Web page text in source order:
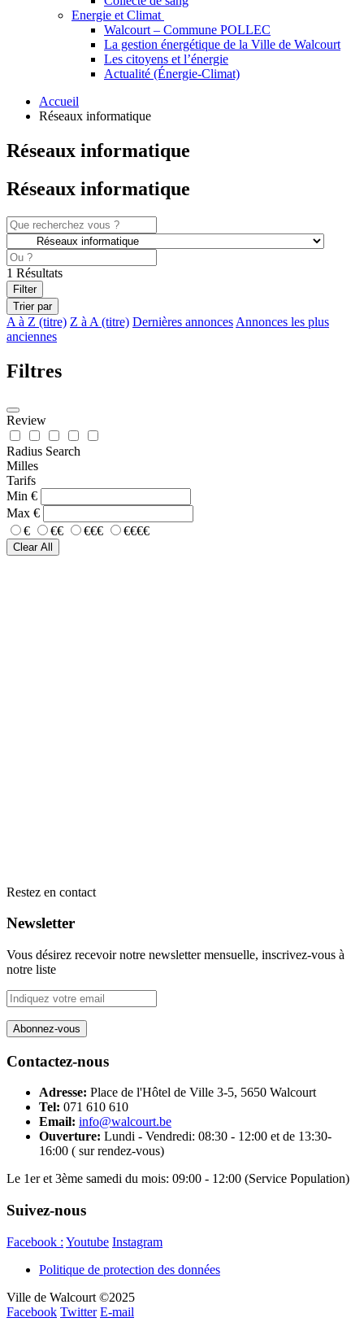
Energie et Climat
Walcourt – Commune POLLEC
La gestion énergétique de la Ville de Walcourt
Les citoyens et l’énergie
Actualité (Énergie-Climat)
Accueil
Réseaux informatique
Réseaux informatique
Réseaux informatique
1 Résultats
Filter
Trier par
A à Z (titre) Z à A (titre) Dernières annonces Annonces les plus
anciennes
Filtres
Review
Radius Search
Milles
Tarifs
Min €
Max €
€
€€ €€€ €€€€
Clear All
Restez en contact
Newsletter
Vous désirez recevoir notre newsletter mensuelle, inscrivez-vous à
notre liste
Contactez-nous
Adresse: Place de l'Hôtel de Ville 3-5, 5650 Walcourt
Tel: 071 610 610
Email: info@walcourt.be
Ouverture: Lundi - Vendredi: 08:30 - 12:00 et de 13:30-
16:00 ( sur rendez-vous)
Le 1er et 3ème samedi du mois: 09:00 - 12:00 (Service Population)
Suivez-nous
Facebook : Youtube Instagram
Politique de protection des données
Ville de Walcourt ©2025
Facebook Twitter E-mail